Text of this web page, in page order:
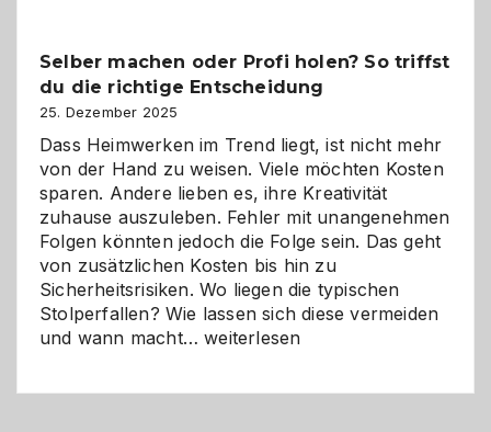
Herausforderungen
und
Zukunft
Selber machen oder Profi holen? So triffst
du die richtige Entscheidung
25. Dezember 2025
Dass Heimwerken im Trend liegt, ist nicht mehr
von der Hand zu weisen. Viele möchten Kosten
sparen. Andere lieben es, ihre Kreativität
zuhause auszuleben. Fehler mit unangenehmen
Folgen könnten jedoch die Folge sein. Das geht
von zusätzlichen Kosten bis hin zu
Sicherheitsrisiken. Wo liegen die typischen
Stolperfallen? Wie lassen sich diese vermeiden
und wann macht…Selber
weiterlesen